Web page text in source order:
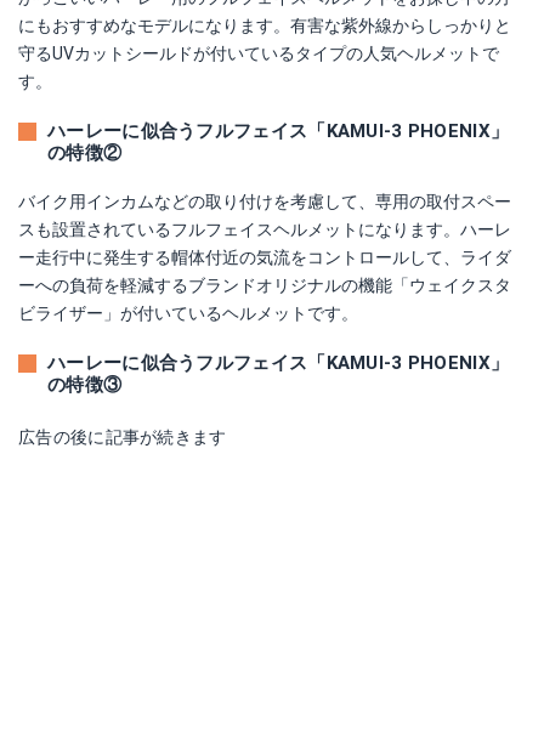
にもおすすめなモデルになります。有害な紫外線からしっかりと
守るUVカットシールドが付いているタイプの人気ヘルメットで
す。
ハーレーに似合うフルフェイス「KAMUI-3 PHOENIX」
の特徴②
バイク用インカムなどの取り付けを考慮して、専用の取付スペー
スも設置されているフルフェイスヘルメットになります。ハーレ
ー走行中に発生する帽体付近の気流をコントロールして、ライダ
ーへの負荷を軽減するブランドオリジナルの機能「ウェイクスタ
ビライザー」が付いているヘルメットです。
ハーレーに似合うフルフェイス「KAMUI-3 PHOENIX」
の特徴③
広告の後に記事が続きます